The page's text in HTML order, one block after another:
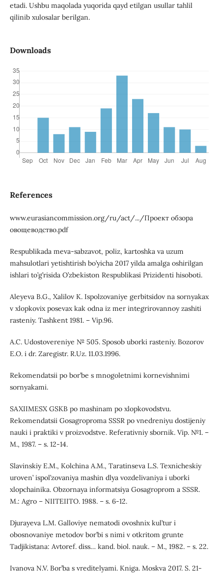
etadi. Ushbu maqolada yuqorida qayd etilgan usullar tahlil
qilinib xulosalar berilgan.
Downloads
References
www.eurasiancommission.org/ru/act/.../Проект обзора
овощеводство.pdf
Respublikada meva-sabzavot, poliz, kartoshka va uzum
mahsulotlari yetishtirish bo’yicha 2017 yilda amalga oshirilgan
ishlari to’g’risida O’zbekiston Respublikasi Prizidenti hisoboti.
Aleyeva B.G., Xalilov K. Ispolzovaniye gerbitsidov na sornyakax
v xlopkovix posevax kak odna iz mer integrirovannoy zashiti
rasteniy. Tashkent 1981. – Vip.96.
A.C. Udostovereniye № 505. Sposob uborki rasteniy. Bozorov
E.O. i dr. Zaregistr. R.Uz. 11.03.1996.
Rekomendatsii po bor’be s mnogoletnimi kornevishnimi
sornyakami.
SAXIIMESX GSKB po mashinam po xlopkovodstvu.
Rekomendatsii Gosagroproma SSSR po vnedreniyu dostijeniy
nauki i praktiki v proizvodstve. Referativniy sbornik. Vip. №1. –
M., 1987. – s. 12-14.
Slavinskiy E.M., Kolchina A.M., Taratinseva L.S. Texnicheskiy
uroven’ ispol’zovaniya mashin dlya vozdelivaniya i uborki
xlopchainika. Obzornaya informatsiya Gosagroprom a SSSR.
M.: Agro – NIITEIITO. 1988. – s. 6-12.
Djurayeva L.M. Galloviye nematodi ovoshnix kul’tur i
obosnovaniye metodov bor’bi s nimi v otkritom grunte
Tadjikistana: Avtoref. diss… kand. biol. nauk. – M., 1982. – s. 22.
Ivanova N.V. Bor’ba s vreditelyami. Kniga. Moskva 2017. S. 21-